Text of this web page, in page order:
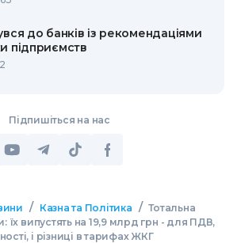
до банків із рекомендаціями
підприємств
Підпишіться на нас
/ Казна та Політика / Тотальна
їх випустять на 19,9 млрд грн - для ПДВ,
і різниці в тарифах ЖКГ